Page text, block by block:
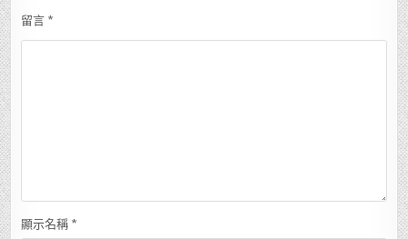
留言 *
顯示名稱 *